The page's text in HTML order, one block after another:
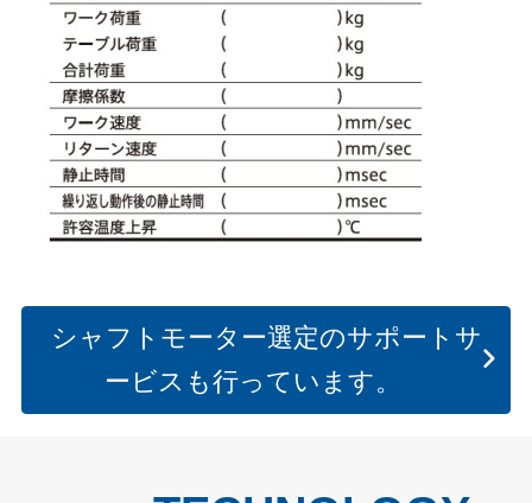
シャフトモーター選定のサポートサ
ービスも行っています。